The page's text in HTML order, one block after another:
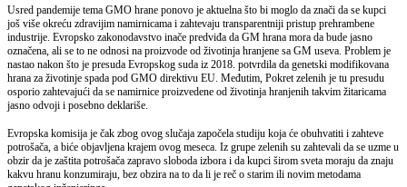
Usred pandemije tema GMO hrane ponovo je aktuelna što bi moglo da znači da se kupci
još više okreću zdravijim namirnicama i zahtevaju transparentniji pristup prehrambene
industrije. Evropsko zakonodavstvo inače predviđa da GM hrana mora da bude jasno
označena, ali se to ne odnosi na proizvode od životinja hranjene sa GM useva. Problem je
nastao nakon što je presuda Evropskog suda iz 2018. potvrdila da genetski modifikovana
hrana za životinje spada pod GMO direktivu EU. Međutim, Pokret zelenih je tu presudu
osporio zahtevajući da se namirnice proizvedene od životinja hranjenih takvim žitaricama
jasno odvoji i posebno deklariše.
Evropska komisija je čak zbog ovog slučaja započela studiju koja će obuhvatiti i zahteve
potrošača, a biće objavljena krajem ovog meseca. Iz grupe zelenih su zahtevali da se uzme u
obzir da je zaštita potrošača zapravo sloboda izbora i da kupci širom sveta moraju da znaju
kakvu hranu konzumiraju, bez obzira na to da li je reč o starim ili novim metodama